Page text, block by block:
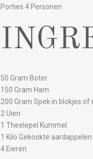
Porties 4 Personen
50 Gram Boter
150 Gram Ham
200 Gram Spek in blokjes of
2 Uien
1 Theelepel Kummel
1 Kilo Gekookte
4 Eieren